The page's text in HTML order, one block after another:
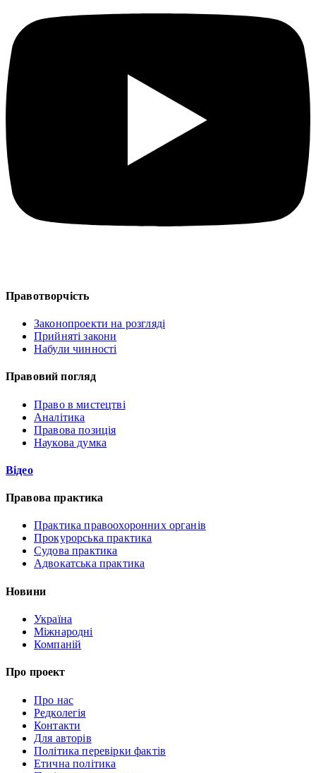
Правотворчість
Законопроекти на розгляді
Прийняті закони
Набули чинності
Правовий погляд
Право в мистецтві
Аналітика
Правова позиція
Наукова думка
Відео
Правова практика
Практика правоохоронних органів
Прокурорська практика
Судова практика
Адвокатська практика
Новини
Україна
Міжнародні
Компаній
Про проект
Про нас
Редколегія
Контакти
Для авторів
Політика перевірки фактів
Етична політика